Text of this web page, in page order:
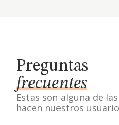
Preguntas
frecuentes
Estas son alguna de
hacen nuestros